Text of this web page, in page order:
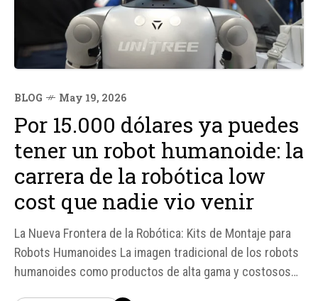
BLOG May 19, 2026
Por 15.000 dólares ya puedes
tener un robot humanoide: la
carrera de la robótica low
cost que nadie vio venir
La Nueva Frontera de la Robótica: Kits de Montaje para
Robots Humanoides La imagen tradicional de los robots
humanoides como productos de alta gama y costosos